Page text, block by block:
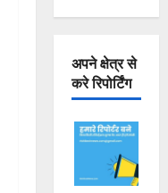
अपने क्षेत्र से
करे रिपोर्टिंग